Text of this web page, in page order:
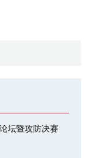
坛暨攻防决赛